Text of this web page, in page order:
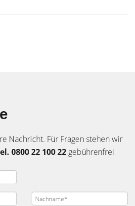
Nachricht. Für Fragen stehen wir
0800 22 100 22 gebührenfrei